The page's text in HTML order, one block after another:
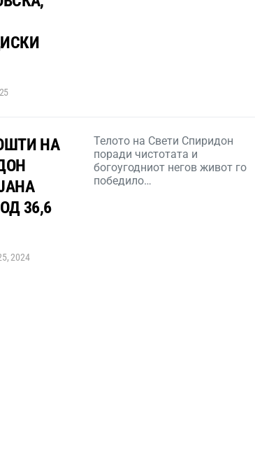
НА
36,6
Телото на Свети Спиридон
поради чистотата и
богоугодниот негов живот го
победило…
2024